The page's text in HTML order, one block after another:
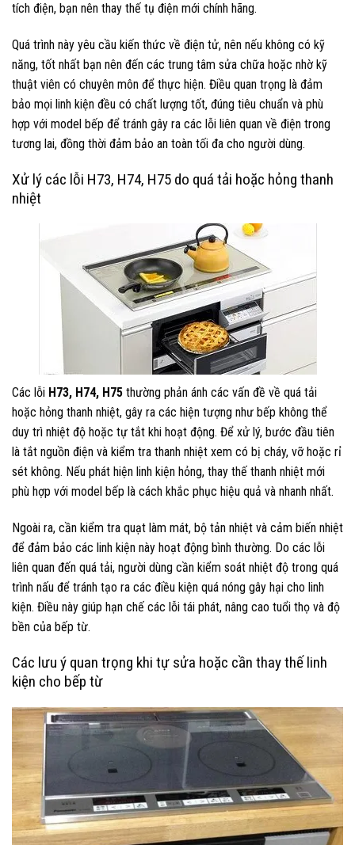
tích điện, bạn nên thay thế tụ điện mới chính hãng.
Quá trình này yêu cầu kiến thức về điện tử, nên nếu không có kỹ
năng, tốt nhất bạn nên đến các trung tâm sửa chữa hoặc nhờ kỹ
thuật viên có chuyên môn để thực hiện. Điều quan trọng là đảm
bảo mọi linh kiện đều có chất lượng tốt, đúng tiêu chuẩn và phù
hợp với model bếp để tránh gây ra các lỗi liên quan về điện trong
tương lai, đồng thời đảm bảo an toàn tối đa cho người dùng.
Xử lý các lỗi H73, H74, H75 do quá tải hoặc hỏng thanh
nhiệt
Các lỗi H73, H74, H75 thường phản ánh các vấn đề về quá tải
hoặc hỏng thanh nhiệt, gây ra các hiện tượng như bếp không thể
duy trì nhiệt độ hoặc tự tắt khi hoạt động. Để xử lý, bước đầu tiên
là tắt nguồn điện và kiểm tra thanh nhiệt xem có bị cháy, vỡ hoặc rỉ
sét không. Nếu phát hiện linh kiện hỏng, thay thế thanh nhiệt mới
phù hợp với model bếp là cách khắc phục hiệu quả và nhanh nhất.
Ngoài ra, cần kiểm tra quạt làm mát, bộ tản nhiệt và cảm biến nhiệt
để đảm bảo các linh kiện này hoạt động bình thường. Do các lỗi
liên quan đến quá tải, người dùng cần kiểm soát nhiệt độ trong quá
trình nấu để tránh tạo ra các điều kiện quá nóng gây hại cho linh
kiện. Điều này giúp hạn chế các lỗi tái phát, nâng cao tuổi thọ và độ
bền của bếp từ.
Các lưu ý quan trọng khi tự sửa hoặc cần thay thế linh
kiện cho bếp từ